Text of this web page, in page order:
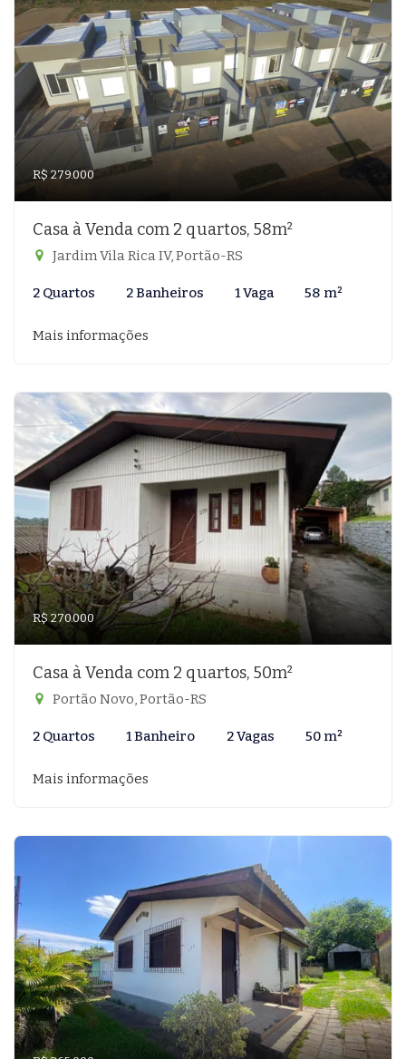
R$ 279.000
Casa à Venda com 2 quartos, 58m²
Jardim Vila Rica IV, Portão-RS
2 Quartos 2 Banheiros 1 Vaga 58 m²
Mais informações
R$ 270.000
Casa à Venda com 2 quartos, 50m²
Portão Novo, Portão-RS
2 Quartos 1 Banheiro 2 Vagas 50 m²
Mais informações